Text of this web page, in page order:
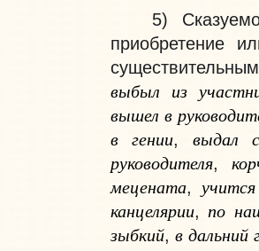
5) Сказуемое
приобретение
выбыл из
вышел в
в гении, выдал
руководителя,
мецената,учится
канцелярии, по
зыбкий, в дальний